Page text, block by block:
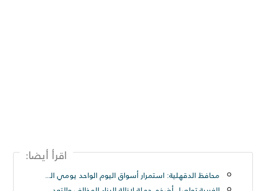
اقرأ أيضا:
محافظ الدقهلية: استمرار أسواق اليوم الواحد يومي الجمعة والسبت كل أسبوع بجميع المراكز والمدن